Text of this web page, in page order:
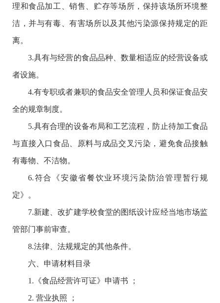
理和食品加工、销售、贮存等场所，保持该场所环境整
洁，并与有毒、有害场所以及其他污染源保持规定的距
离。
3.具有与经营的食品品种、数量相适应的经营设备或
者设施。
4.有专职或者兼职的食品安全管理人员和保证食品安
全的规章制度。
5.具有合理的设备布局和工艺流程，防止待加工食品
与直接入口食品、原料与成品交叉污染，避免食品接触
有毒物、不洁物。
6.符合《安徽省餐饮业环境污染防治管理暂行规
定》。
7.新建、改扩建学校食堂的图纸设计应经当地市场监
管部门事前审查。
8.法律、法规规定的其他条件。
六、申请材料目录
1.《食品经营许可证》申请书 ；
2. 营业执照 ；